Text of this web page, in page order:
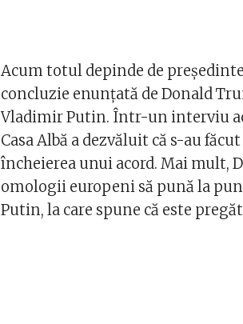
Acum totul depinde de
concluzie enunţată de Donald
Vladimir Putin. Într-un interviu
Casa Albă a dezvăluit că s-au
încheierea unui acord. Mai mult,
omologii europeni să pună la
Putin, la care spune că este